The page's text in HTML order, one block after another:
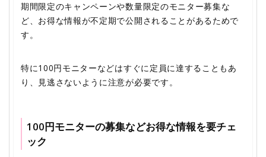
期間限定のキャンペーンや数量限定のモニター募集な
ど、お得な情報が不定期で公開されることがあるためで
す。
特に100円モニターなどはすぐに定員に達することもあ
り、見逃さないように注意が必要です。
100円モニターの募集などお得な情報を要チェ
ック